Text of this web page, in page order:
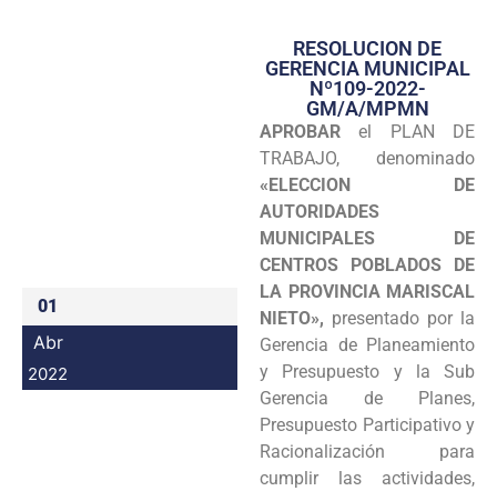
Transparencia
Seguridad
Programas
Intranet
01
Abr
2022
RESOLUCION DE
GERENCIA MUNICIPAL
Nº109-2022-
GM/A/MPMN
APROBARel PLAN DE
TRABAJO, denominado
«ELECCION DE
AUTORIDADES
MUNICIPALES DE
CENTROS POBLADOS DE
LA PROVINCIA MARISCAL
NIETO», presentado por la
Gerencia de Planeamiento
y Presupuesto y la Sub
Gerencia de Planes,
Presupuesto Participativo y
Racionalización para
cumplir las actividades,